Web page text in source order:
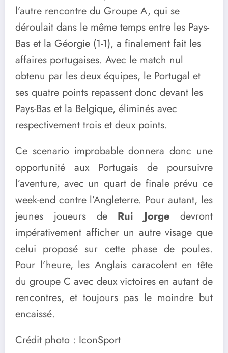
l’autre rencontre du Groupe A, qui se
déroulait dans le même temps entre les Pays-
Bas et la Géorgie (1-1), a finalement fait les
affaires portugaises. Avec le match nul
obtenu par les deux équipes, le Portugal et
ses quatre points repassent donc devant les
Pays-Bas et la Belgique, éliminés avec
respectivement trois et deux points.
Ce scenario improbable donnera donc une
opportunité aux Portugais de poursuivre
l’aventure, avec un quart de finale prévu ce
week-end contre l’Angleterre. Pour autant, les
jeunes joueurs de Rui Jorge devront
impérativement afficher un autre visage que
celui proposé sur cette phase de poules.
Pour l’heure, les Anglais caracolent en tête
du groupe C avec deux victoires en autant de
rencontres, et toujours pas le moindre but
encaissé.
Crédit photo : IconSport